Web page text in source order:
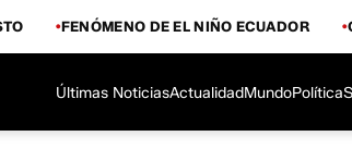
FENÓMENO DE EL NIÑO ECUADOR
Últimas NoticiasActualidadMundoPolítica